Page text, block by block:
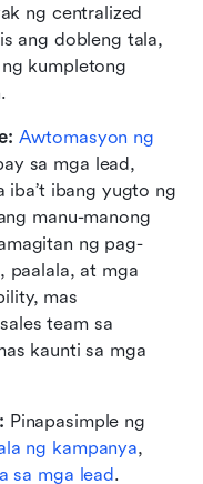
ng centralized
ang dobleng tala,
kumpletong
Awtomasyon ng
sa mga lead,
ibang yugto ng
manu-manong
ng pag-
paalala, at mga
mas
team sa
kaunti sa mga
Pinapasimple ng
ng kampanya
sa mga lead.